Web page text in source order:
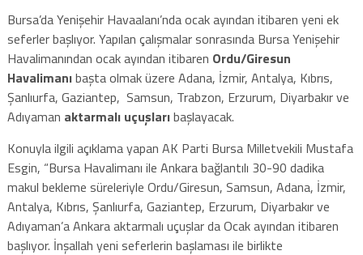
Bursa’da Yenişehir Havaalanı’nda ocak ayından itibaren yeni ek
seferler başlıyor. Yapılan çalışmalar sonrasında Bursa Yenişehir
Havalimanından ocak ayından itibaren Ordu/Giresun
Havalimanıbaşta olmak üzere Adana, İzmir, Antalya, Kıbrıs,
Şanlıurfa, Gaziantep, Samsun, Trabzon, Erzurum, Diyarbakır ve
Adıyaman aktarmalı uçuşlarıbaşlayacak.
Konuyla ilgili açıklama yapan AK Parti Bursa Milletvekili Mustafa
Esgin, “Bursa Havalimanı ile Ankara bağlantılı 30-90 dadika
makul bekleme süreleriyle Ordu/Giresun, Samsun, Adana, İzmir,
Antalya, Kıbrıs, Şanlıurfa, Gaziantep, Erzurum, Diyarbakır ve
Adıyaman’a Ankara aktarmalı uçuşlar da Ocak ayından itibaren
başlıyor. İnşallah yeni seferlerin başlaması ile birlikte